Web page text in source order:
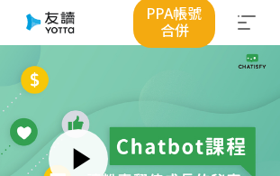
PPA帳號
合併